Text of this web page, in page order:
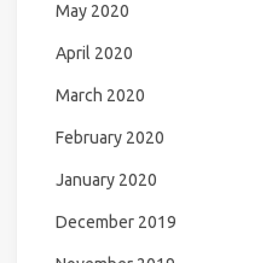
May 2020
April 2020
March 2020
February 2020
January 2020
December 2019